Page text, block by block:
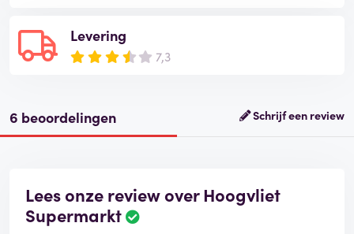
Levering
7,3
6 beoordelingen Schrijf een review
Lees onze review over Hoogvliet
Supermarkt
B